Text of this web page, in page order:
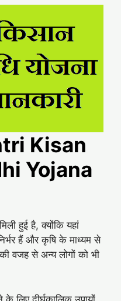
Kisan
Yojana
हुई है, क्योंकि यहां
हैं और कृषि के माध्यम से
वजह से अन्य लोगों को भी